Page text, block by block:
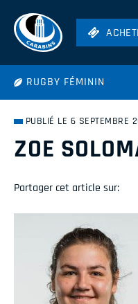
Hockey
RUGBY FÉMININ
PUBLIÉ LE 6 SEPTEMBRE
ZOE
Partager cet article sur: